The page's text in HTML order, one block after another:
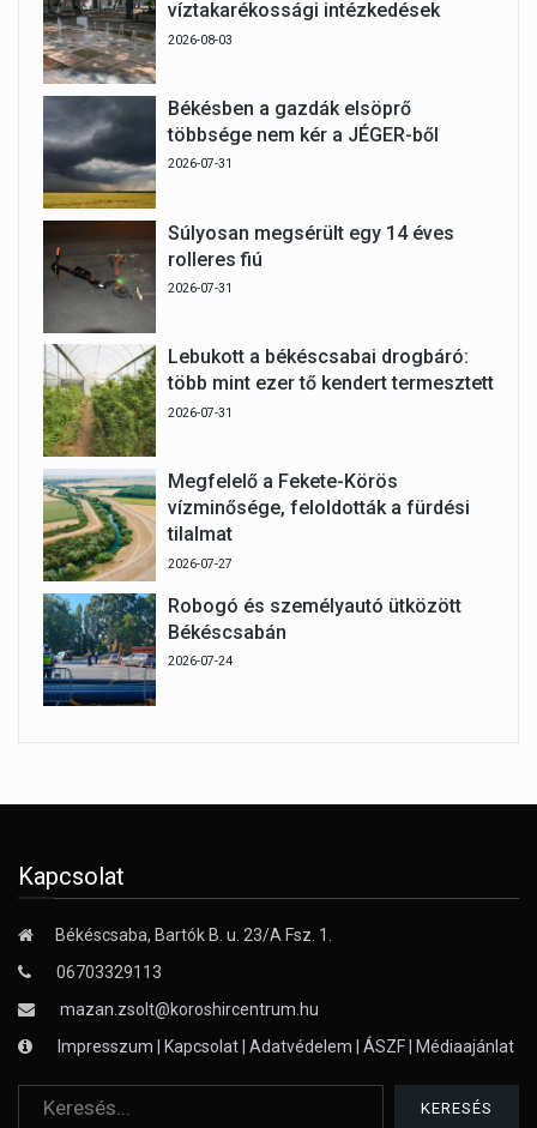
víztakarékossági intézkedések
2026-08-03
Békésben a gazdák elsöprő
többsége nem kér a JÉGER-ből
2026-07-31
Súlyosan megsérült egy 14 éves
rolleres fiú
2026-07-31
Lebukott a békéscsabai drogbáró:
több mint ezer tő kendert termesztett
2026-07-31
Megfelelő a Fekete-Körös
vízminősége, feloldották a fürdési
tilalmat
2026-07-27
Robogó és személyautó ütközött
Békéscsabán
2026-07-24
Kapcsolat
Békéscsaba, Bartók B. u. 23/A Fsz. 1.
06703329113
mazan.zsolt@koroshircentrum.hu
Impresszum
Kapcsolat Adatvédelem ÁSZF Médiaajánlat